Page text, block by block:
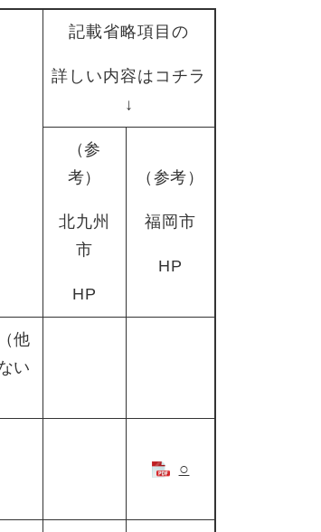
記載省略項目の
詳しい内容はコチラ
↓
（参
考）
北九州
市
HP
（参考）
福岡市
HP
他
い
○